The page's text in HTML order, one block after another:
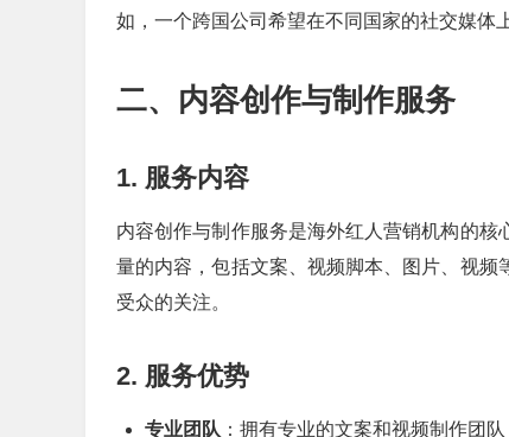
如，一个跨国公司希望在不同国家的社交媒体
二、内容创作与制作服务
1. 服务内容
内容创作与制作服务是海外红人营销机构的
量的内容，包括文案、视频脚本、图片、视
受众的关注。
2. 服务优势
专业团队 ：拥有专业的文案和视频制作团